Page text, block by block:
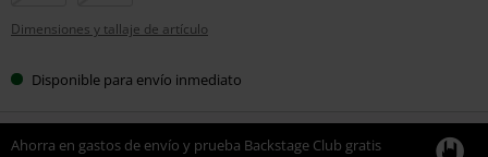
Dimensiones y tallaje de artículo
Disponible para envío inmediato
Ahorra en gastos de envío y prueba Backstage Club gratis